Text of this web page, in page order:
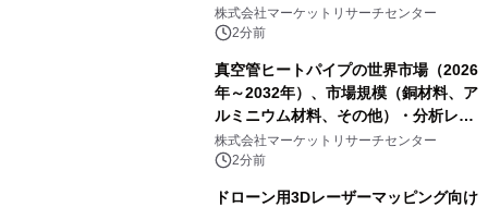
を発表
株式会社マーケットリサーチセンター
2分前
真空管ヒートパイプの世界市場（2026
年～2032年）、市場規模（銅材料、ア
ルミニウム材料、その他）・分析レポ
ートを発表
株式会社マーケットリサーチセンター
2分前
ドローン用3Dレーザーマッピング向け